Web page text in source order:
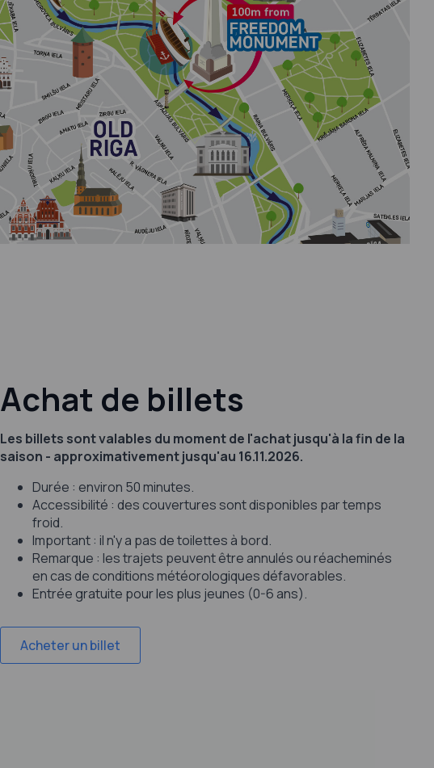
Achat de billets
Les billets sont valables du moment de l'achat jusqu'à la fin de la
saison - approximativement jusqu'au 16.11.2026.
Durée : environ 50 minutes.
Accessibilité : des couvertures sont disponibles par temps
froid.
Important : il n'y a pas de toilettes à bord.
Remarque : les trajets peuvent être annulés ou réacheminés
en cas de conditions météorologiques défavorables.
Entrée gratuite pour les plus jeunes (0-6 ans).
Acheter un billet